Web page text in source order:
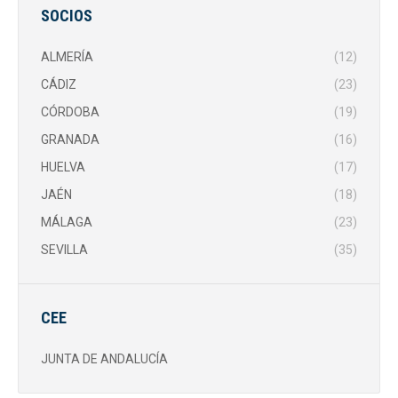
SOCIOS
ALMERÍA
(12)
CÁDIZ
(23)
CÓRDOBA
(19)
GRANADA
(16)
HUELVA
(17)
JAÉN
(18)
MÁLAGA
(23)
SEVILLA
(35)
CEE
JUNTA DE ANDALUCÍA